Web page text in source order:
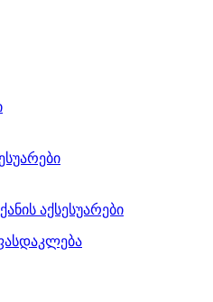
აქსესუარები